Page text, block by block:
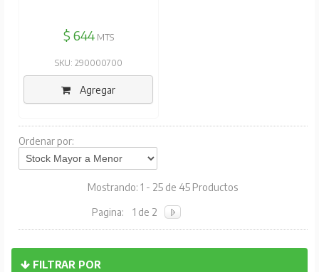
FILTRAR POR
$ 644MTS
SKU: 290000700
Agregar
Ordenar por:
Mostrando: 1 - 25 de 45 Productos
Pagina: 1 de 2